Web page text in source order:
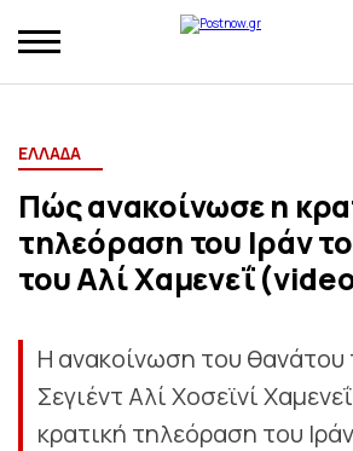
ΕΛΛΑΔΑ
Πώς ανακοίνωσε η
τηλεόραση του Ιράν
του Αλί Χαμενεΐ
Η ανακοίνωση του θανάτου
Σεγιέντ Αλί Χοσεϊνί
κρατική τηλεόραση του